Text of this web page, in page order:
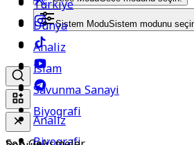
Sistem ModuSistem modunu
Analiz
Türkiye
Dünya
Analiz
İslam
Savunma Sanayi
Biyografi